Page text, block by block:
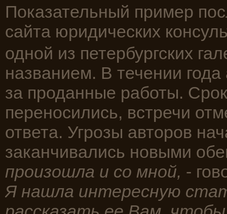
Показательный пример
сайта юридических
одной из петербургских
названием. В течении
за проданные работы.
переносились, встречи
ответа. Угрозы авторов
заканчивались новыми
произошла и со мной, -
Я нашла интересную